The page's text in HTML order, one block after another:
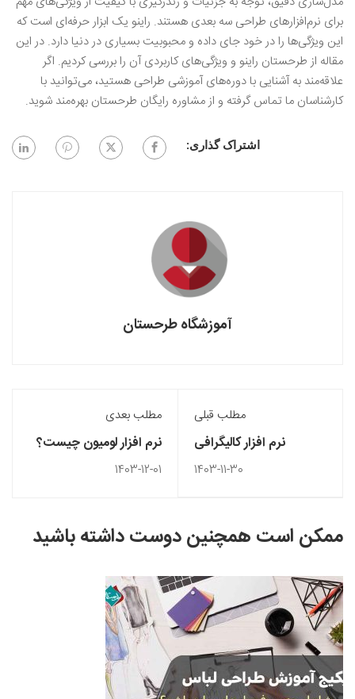
برای نرم‌افزار‌های طراحی سه بعدی هستند. راینو یک ابزار حرفه‌ای است که
این ویژگی‌ها را در خود جای داده و محبوبیت بسیاری در دنیا دارد. در این
مقاله از طرحستان راینو و ویژگی‌های کاربردی آن را بررسی کردیم. اگر
علاقه‌مند به آشنایی با دوره‌های آموزشی طراحی هستید، می‌توانید با
کارشناسان ما تماس گرفته و از مشاوره رایگان طرحستان بهره‌مند شوید.
اشتراک گذاری:
آموزشگاه طرحستان
مطلب قبلی
نرم‌ افزار کالیگرافی
چیست؟
1403-11-30
مطلب بعدی
نرم افزار لومیون چیست؟
1403-12-01
ممکن است همچنین دوست داشته باشید